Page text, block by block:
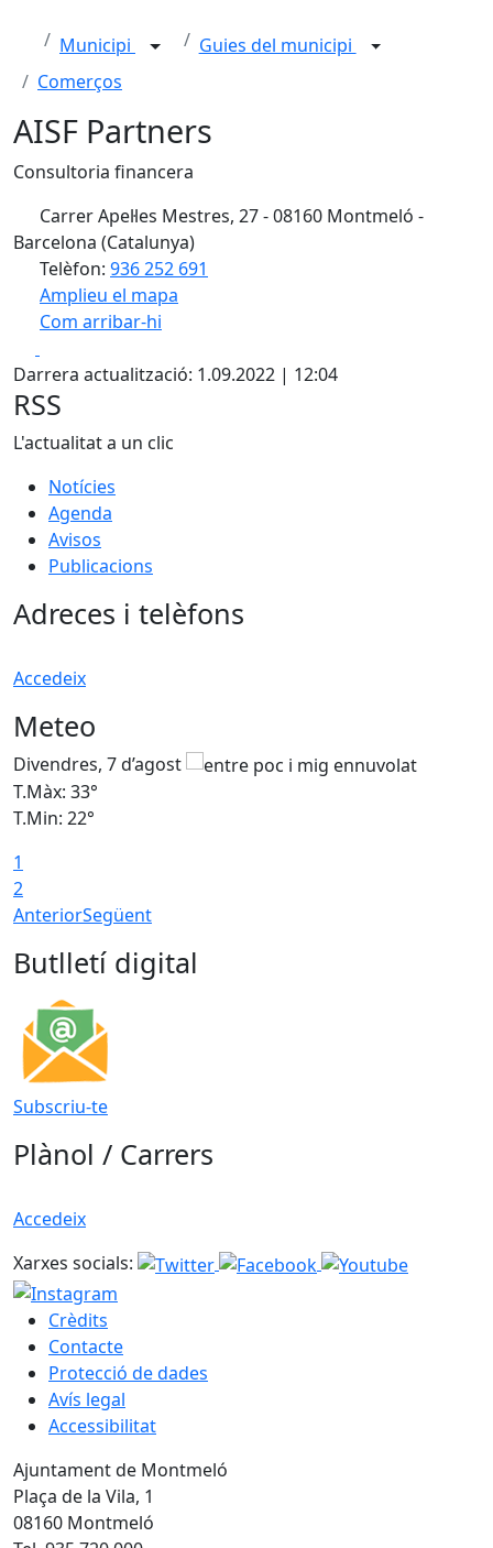
Municipi
Guies del municipi
Comerços
AISF Partners
Consultoria financera
Carrer Apel·les Mestres, 27 - 08160 Montmeló -
Barcelona (Catalunya)
Telèfon: 936 252 691
Amplieu el mapa
Com arribar-hi
+
−
Darrera actualització: 1.09.2022 | 12:04
RSS
L'actualitat a un clic
Notícies
Agenda
Avisos
Publicacions
Adreces i telèfons
Accedeix
Meteo
Divendres, 7 d’agost
T.Màx: 33°
T.Min: 22°
1
2
AnteriorSegüent
Butlletí digital
Subscriu-te
Plànol / Carrers
Accedeix
Xarxes socials:
Crèdits
Contacte
Protecció de dades
Avís legal
Accessibilitat
Ajuntament de Montmeló
Plaça de la Vila, 1
08160 Montmeló